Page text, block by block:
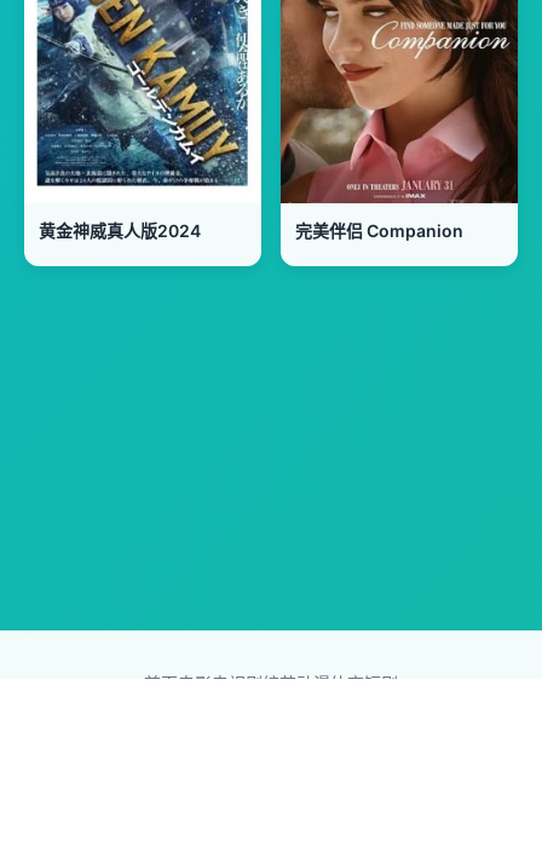
黄金神威真人版2024 完美伴侣 Companion
首页电影电视剧综艺动漫体育短剧